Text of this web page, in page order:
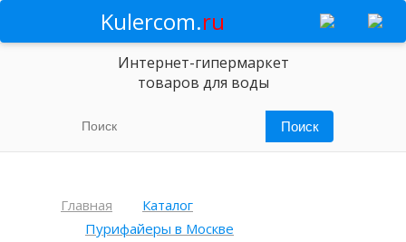
Kulercom.ru
Интернет-гипермаркет
товаров для воды
Главная
Каталог
Пурифайеры в Москве